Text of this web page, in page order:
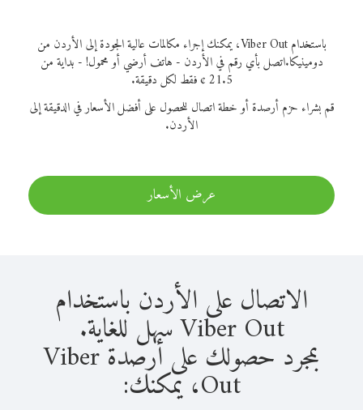
باستخدام Viber Out، يمكنك إجراء مكالمات عالية الجودة إلى الأردن من
دومينيكا.اتصل بأي رقم في الأردن - هاتف أرضي أو محمول! - بداية من
21.5 ¢ فقط لكل دقيقة.
قم بشراء حزم أرصدة أو خطة اتصال للحصول على أفضل الأسعار في الدقيقة إلى
الأردن.
عرض الأسعار
الاتصال على الأردن باستخدام
Viber Out سهل للغاية.
بمجرد حصولك على أرصدة Viber
Out، يمكنك: